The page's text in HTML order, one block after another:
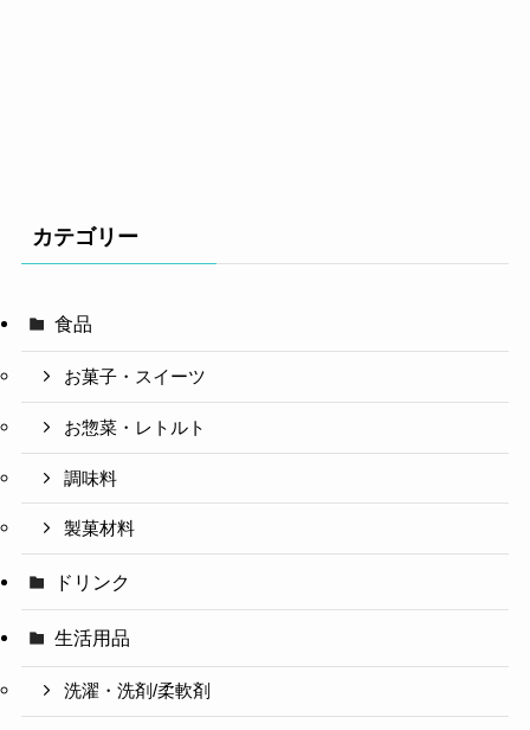
カテゴリー
食品
お菓子・スイーツ
お惣菜・レトルト
調味料
製菓材料
ドリンク
生活用品
洗濯・洗剤/柔軟剤